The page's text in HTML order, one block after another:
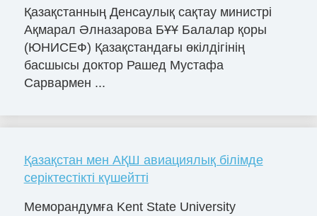
Қазақстанның Денсаулық сақтау министрі
Ақмарал Әлназарова БҰҰ Балалар қоры
(ЮНИСЕФ) Қазақстандағы өкілдігінің
басшысы доктор Рашед Мустафа
Сарвармен ...
Қазақстан мен АҚШ авиациялық білімде
серіктестікті күшейтті
Меморандумға Kent State University